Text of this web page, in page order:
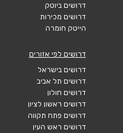
דרושים ביוטק
דרושים מכירות
הייטק חומרה
דרושים לפי אזורים
דרושים בישראל
דרושים תל אביב
דרושים חולון
דרושים ראשון לציון
דרושים פתח תקווה
דרושים ראש העין